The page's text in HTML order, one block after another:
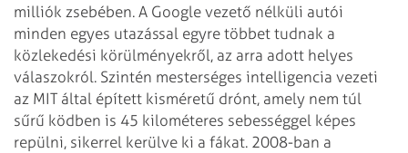
milliók zsebében. A Google vezető nélküli autói
minden egyes utazással egyre többet tudnak a
közlekedési körülményekről, az arra adott helyes
válaszokról. Szintén mesterséges intelligencia vezeti
az MIT által épített kisméretű drónt, amely nem túl
sűrű ködben is 45 kilométeres sebességgel képes
repülni, sikerrel kerülve ki a fákat. 2008-ban a